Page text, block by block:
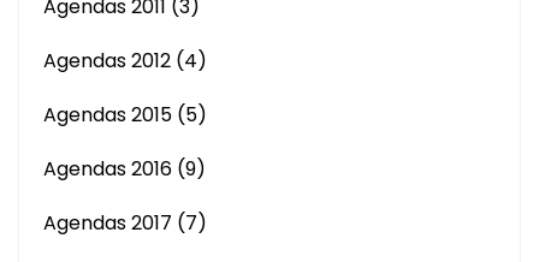
Agendas 2011 (3)
Agendas 2012 (4)
Agendas 2015 (5)
Agendas 2016 (9)
Agendas 2017 (7)